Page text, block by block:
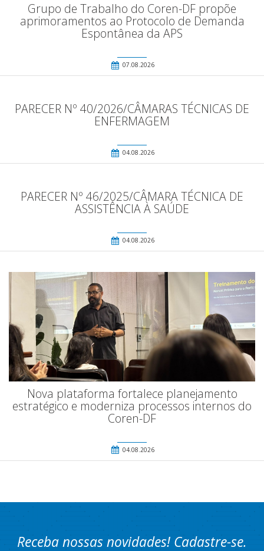
Grupo de Trabalho do Coren-DF propõe
aprimoramentos ao Protocolo de Demanda
Espontânea da APS
07.08.2026
PARECER Nº 40/2026/CÂMARAS TÉCNICAS DE
ENFERMAGEM
04.08.2026
PARECER Nº 46/2025/CÂMARA TÉCNICA DE
ASSISTÊNCIA À SAÚDE
04.08.2026
Nova plataforma fortalece planejamento
estratégico e moderniza processos internos do
Coren-DF
04.08.2026
Receba nossas novidades! Cadastre-se.